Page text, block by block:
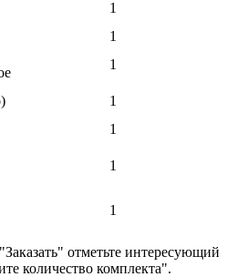
1
1
1
1
1
1
1
отметьте интересующий
количество комплекта".